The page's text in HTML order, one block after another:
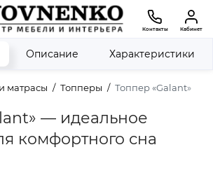
Контакты Кабинет
матрасы Топперы Топпер «Galant»
— идеальное
комфортного сна
Описание Характеристики